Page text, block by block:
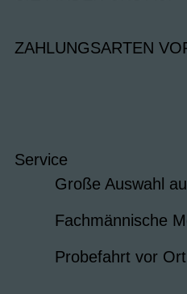
ZAHLUNGSARTEN
Service
Große Auswahl
Fachmännische
Probefahrt vor Ort